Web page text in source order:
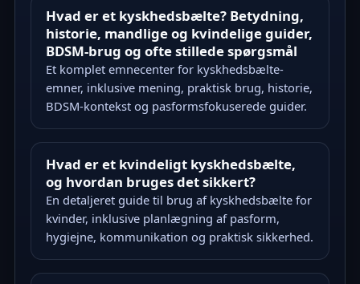
Hvad er et kyskhedsbælte? Betydning,
historie, mandlige og kvindelige guider,
BDSM-brug og ofte stillede spørgsmål
Et komplet emnecenter for kyskhedsbælte-
emner, inklusive mening, praktisk brug, historie,
BDSM-kontekst og pasformsfokuserede guider.
Hvad er et kvindeligt kyskhedsbælte,
og hvordan bruges det sikkert?
En detaljeret guide til brug af kyskhedsbælte for
kvinder, inklusive planlægning af pasform,
hygiejne, kommunikation og praktisk sikkerhed.